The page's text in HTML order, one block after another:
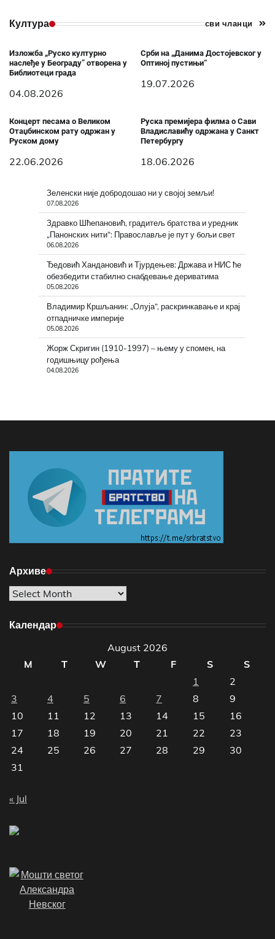
Култура сви чланци
Изложба „Руско културно
наслеђе у Београду” отворена у
Библиотеци града
04.08.2026
Срби на „Данима Достојевског у
Оптиној пустињи“
19.07.2026
Концерт песама о Великом
Отаџбинском рату одржан у
Руском дому
22.06.2026
Руска премијера филма о Сави
Владиславићу одржана у Санкт
Петербургу
18.06.2026
Зеленски није добродошао ни у својој земљи!
07.08.2026
Здравко Шћепановић, градитељ братства и уредник
„Панонских нити“: Православље је пут у бољи свет
06.08.2026
Ђедовић Хандановић и Тјурдењев: Држава и НИС ће
обезбедити стабилно снабдевање дериватима
05.08.2026
Владимир Кршљанин: „Олуја“, раскринкавање и крај
отпадничке империје
05.08.2026
Жорж Скригин (1910-1997) – њему у спомен, на
годишњицу рођења
04.08.2026
Архиве
Архиве
Календар
August 2026
M
T W T F S
S
1
2
3
4 5 6 7 8
9
10
11 12 13 14 15
16
17
18 19 20 21 22
23
24
25 26 27 28 29
30
31
« Jul